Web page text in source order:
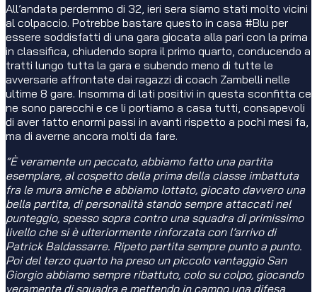
All’andata perdemmo di 32, ieri sera siamo stati molto vicini
al colpaccio. Potrebbe bastare questo in casa #Blu per
essere soddisfatti di una gara giocata alla pari con la prima
in classifica, chiudendo sopra il primo quarto, conducendo a
tratti lungo tutta la gara e subendo meno di tutte le
avversarie affrontate dai ragazzi di coach Zambelli nelle
ultime 8 gare. Insomma di lati positivi in questa sconfitta ce
ne sono parecchi e ce li portiamo a casa tutti, consapevoli
di aver fatto enormi passi in avanti rispetto a pochi mesi fa,
ma di averne ancora molti da fare.
“È veramente un peccato, abbiamo fatto una partita
esemplare, al cospetto della prima della classe imbattuta
fra le mura amiche e abbiamo lottato, giocato davvero una
bella partita, di personalità stando sempre attaccati nel
punteggio, spesso sopra contro una squadra di primissimo
livello che si è ulteriormente rinforzata con l’arrivo di
Patrick Baldassarre. Ripeto partita sempre punto a punto.
Poi del terzo quarto ha preso un piccolo vantaggio San
Giorgio abbiamo sempre ribattuto, colo su colpo, giocando
veramente di squadra e mettendo in campo una difesa